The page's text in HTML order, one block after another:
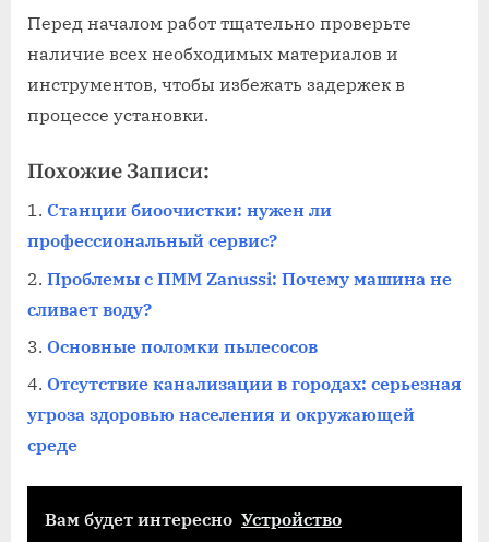
Перед началом работ тщательно проверьте
наличие всех необходимых материалов и
инструментов, чтобы избежать задержек в
процессе установки.
Похожие Записи:
Станции биоочистки: нужен ли
профессиональный сервис?
Проблемы с ПММ Zanussi: Почему машина не
сливает воду?
Основные поломки пылесосов
Отсутствие канализации в городах: серьезная
угроза здоровью населения и окружающей
среде
Вам будет интересно Устройство